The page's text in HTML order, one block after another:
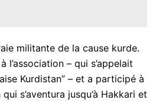
militante de la cause kurde.
l’association – qui s’appelait
Kurdistan” – et a participé à
s’aventura jusqu’à Hakkari et